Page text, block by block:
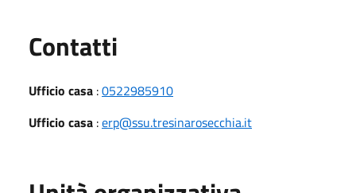
Contatti
Ufficio casa :0522985910
Ufficio casa :erp@ssu.tresinarosecchia.it